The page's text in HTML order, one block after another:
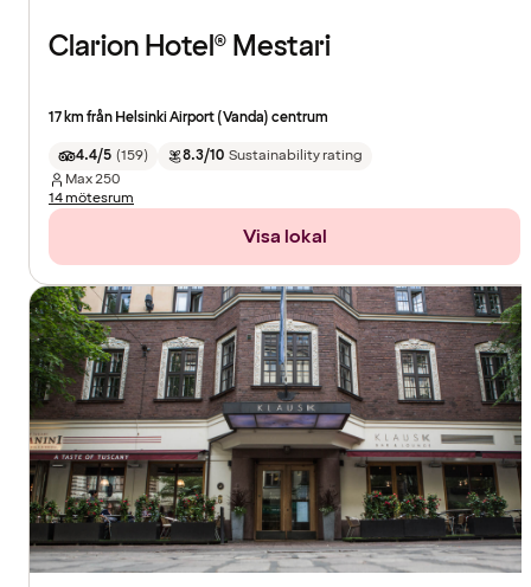
Clarion Hotel® Mestari
17 km från Helsinki Airport (Vanda) centrum
4.4/5 (159) 8.3/10 Sustainability rating
Max250
14 mötesrum
Visa lokal